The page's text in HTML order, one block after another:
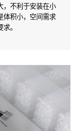
，不利于安装在小
体积小，空间需求
。